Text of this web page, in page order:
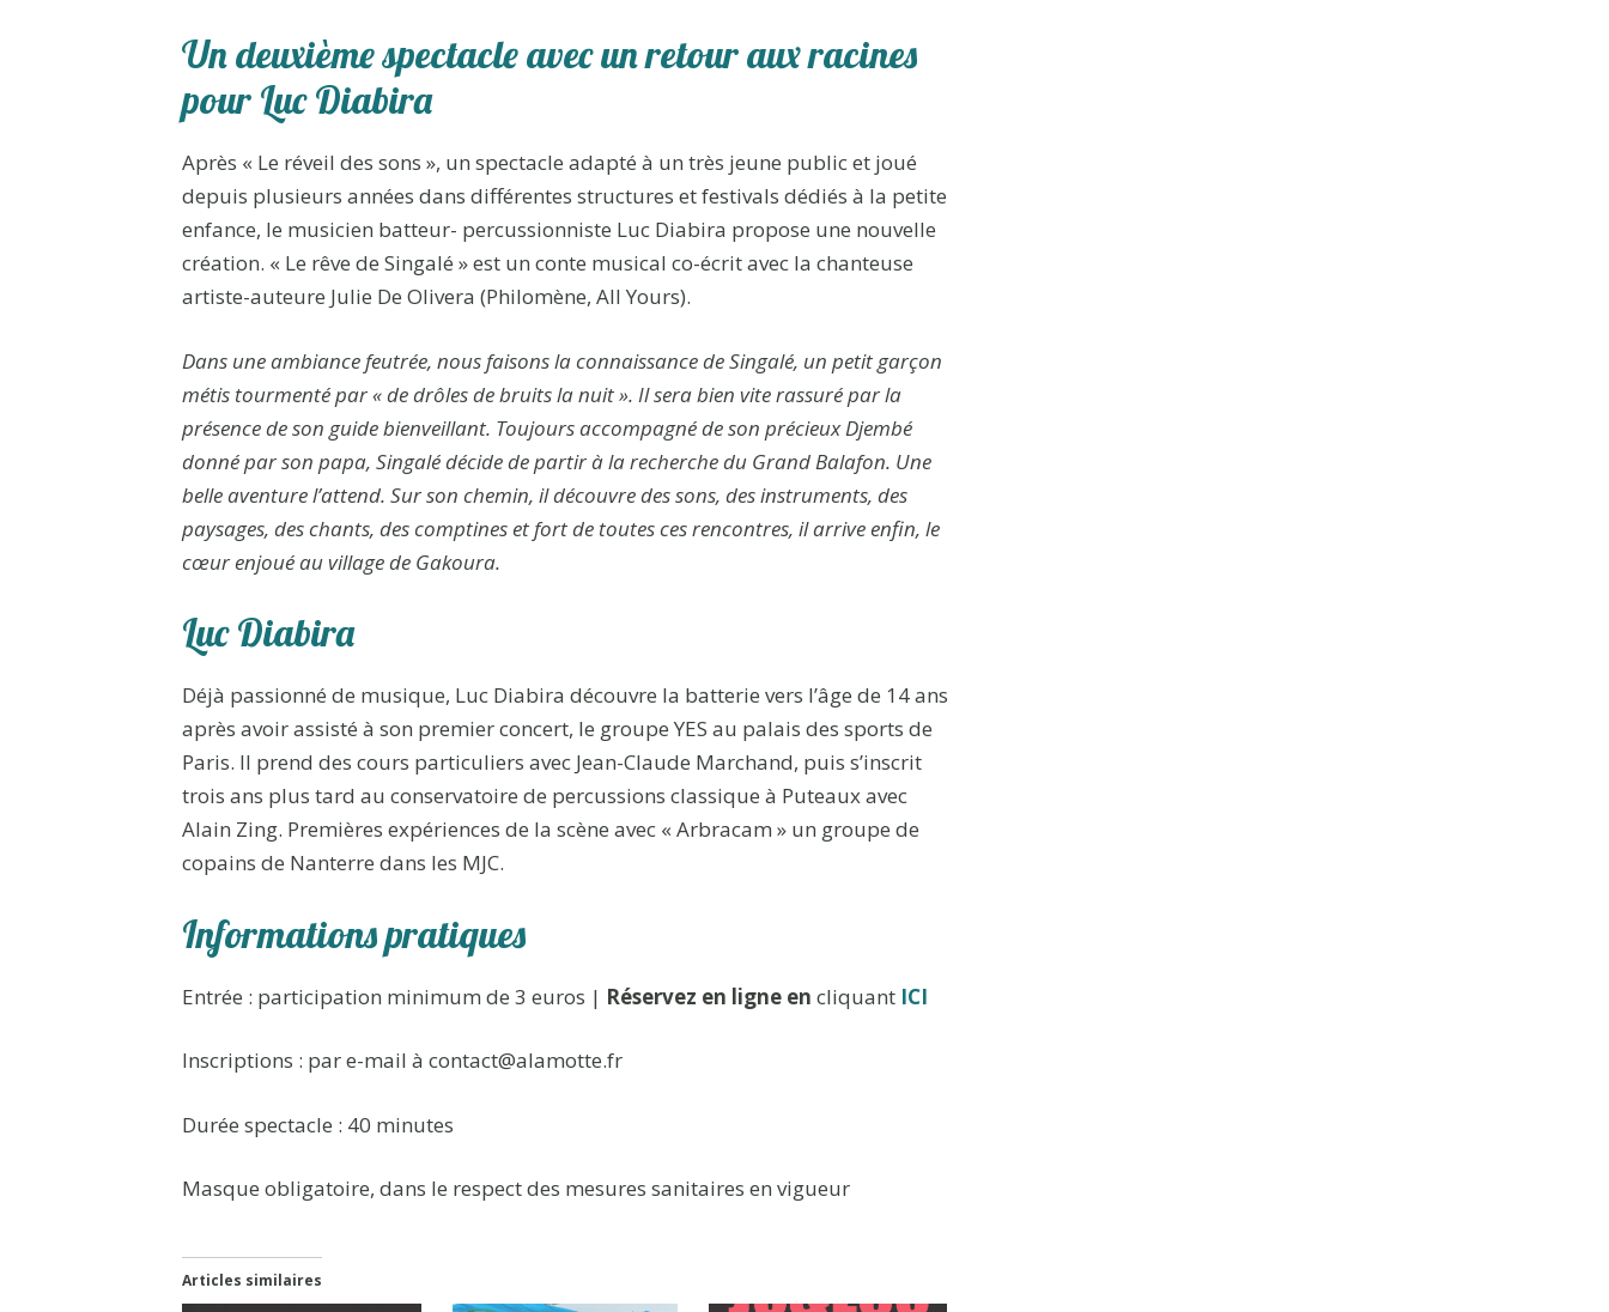
Un deuxième spectacle avec un retour aux racines
pour Luc Diabira
Après « Le réveil des sons », un spectacle adapté à un très jeune public et joué
depuis plusieurs années dans différentes structures et festivals dédiés à la petite
enfance, le musicien batteur- percussionniste Luc Diabira propose une nouvelle
création. « Le rêve de Singalé » est un conte musical co-écrit avec la chanteuse
artiste-auteure Julie De Olivera (Philomène, All Yours).
Dans une ambiance feutrée, nous faisons la connaissance de Singalé, un petit garçon
métis tourmenté par « de drôles de bruits la nuit ». Il sera bien vite rassuré par la
présence de son guide bienveillant. Toujours accompagné de son précieux Djembé
donné par son papa, Singalé décide de partir à la recherche du Grand Balafon. Une
belle aventure l’attend. Sur son chemin, il découvre des sons, des instruments, des
paysages, des chants, des comptines et fort de toutes ces rencontres, il arrive enfin, le
cœur enjoué au village de Gakoura.
Luc Diabira
Déjà passionné de musique, Luc Diabira découvre la batterie vers l’âge de 14 ans
après avoir assisté à son premier concert, le groupe YES au palais des sports de
Paris. Il prend des cours particuliers avec Jean-Claude Marchand, puis s’inscrit
trois ans plus tard au conservatoire de percussions classique à Puteaux avec
Alain Zing. Premières expériences de la scène avec « Arbracam » un groupe de
copains de Nanterre dans les MJC.
Informations pratiques
Entrée : participation minimum de 3 euros | Réservez en ligne en cliquant ICI
Inscriptions : par e-mail à contact@alamotte.fr
Durée spectacle : 40 minutes
Masque obligatoire, dans le respect des mesures sanitaires en vigueur
Articles similaires